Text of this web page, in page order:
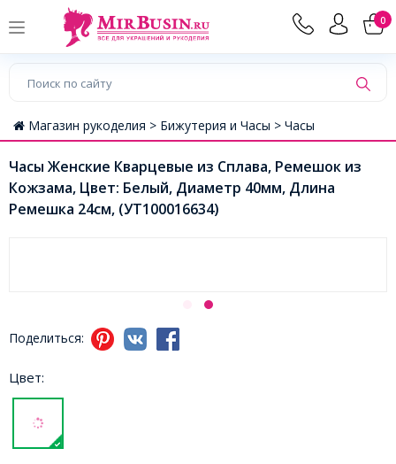
0
Магазин рукоделия > Бижутерия и Часы > Часы
Часы Женские Кварцевые из Сплава, Ремешок из
Кожзама, Цвет: Белый, Диаметр 40мм, Длина
Ремешка 24см, (УТ100016634)
Поделиться:
Цвет: